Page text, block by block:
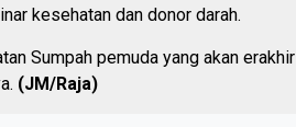
kesehatan dan donor darah.
Sumpah pemuda yang akan erakhir
(JM/Raja)